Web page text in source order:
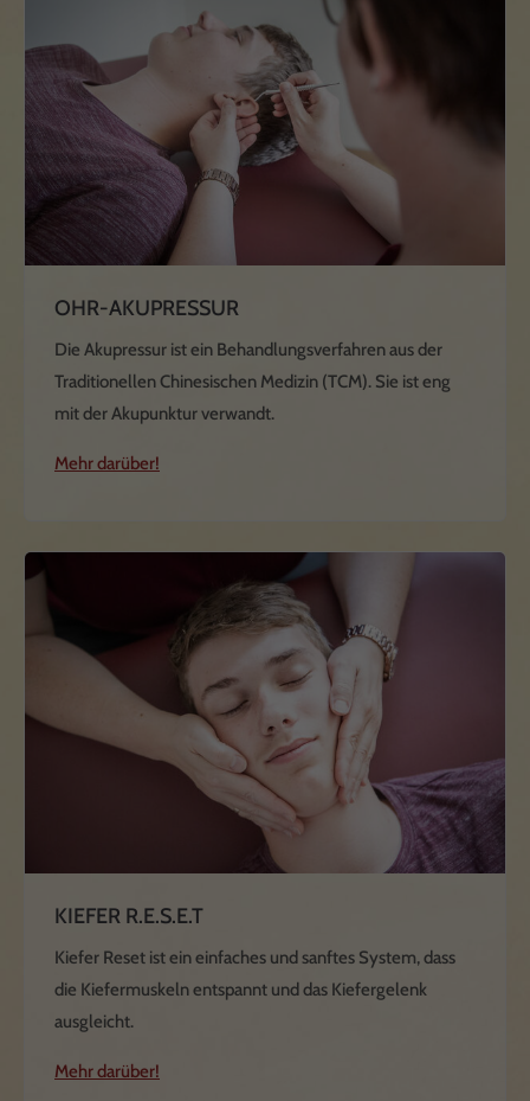
OHR-AKUPRESSUR
Die Akupressur ist ein Behandlungsverfahren aus der
Traditionellen Chinesischen Medizin (TCM). Sie ist eng
mit der Akupunktur verwandt.
Mehr darüber!
KIEFER R.E.S.E.T
Kiefer Reset ist ein einfaches und sanftes System, dass
die Kiefermuskeln entspannt und das Kiefergelenk
ausgleicht.
Mehr darüber!